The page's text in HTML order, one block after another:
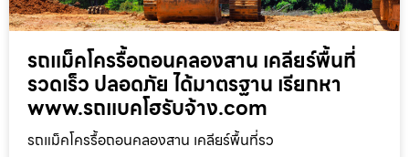
รถแม็คโครรื้อถอนคลองสาน เคลียร์พื้นที่
รวดเร็ว ปลอดภัย ได้มาตรฐาน เรียกหา
www.รถแบคโฮรับจ้าง.com
รถแม็คโครรื้อถอนคลองสาน เคลียร์พื้นที่รว